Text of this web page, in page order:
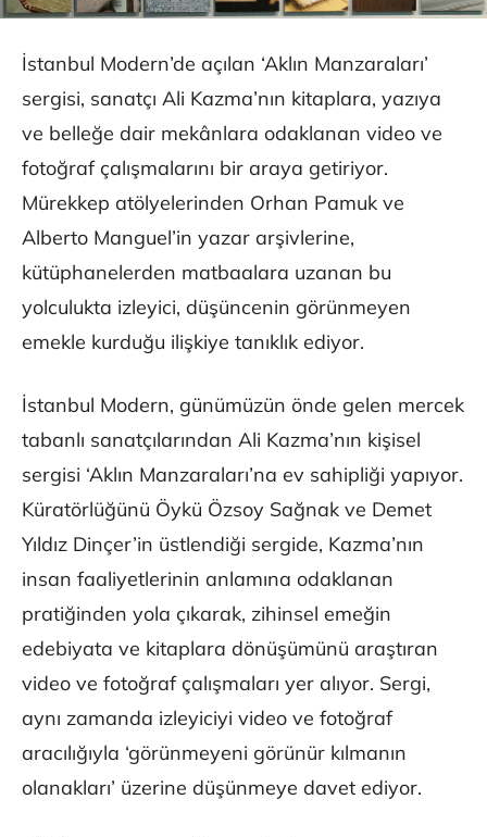
İstanbul Modern’de açılan ‘Aklın Manzaraları’
sergisi, sanatçı Ali Kazma’nın kitaplara, yazıya
ve belleğe dair mekânlara odaklanan video ve
fotoğraf çalışmalarını bir araya getiriyor.
Mürekkep atölyelerinden Orhan Pamuk ve
Alberto Manguel’in yazar arşivlerine,
kütüphanelerden matbaalara uzanan bu
yolculukta izleyici, düşüncenin görünmeyen
emekle kurduğu ilişkiye tanıklık ediyor.
İstanbul Modern, günümüzün önde gelen mercek
tabanlı sanatçılarından Ali Kazma’nın kişisel
sergisi ‘Aklın Manzaraları’na ev sahipliği yapıyor.
Küratörlüğünü Öykü Özsoy Sağnak ve Demet
Yıldız Dinçer’in üstlendiği sergide, Kazma’nın
insan faaliyetlerinin anlamına odaklanan
pratiğinden yola çıkarak, zihinsel emeğin
edebiyata ve kitaplara dönüşümünü araştıran
video ve fotoğraf çalışmaları yer alıyor. Sergi,
aynı zamanda izleyiciyi video ve fotoğraf
aracılığıyla ‘görünmeyeni görünür kılmanın
olanakları’ üzerine düşünmeye davet ediyor.